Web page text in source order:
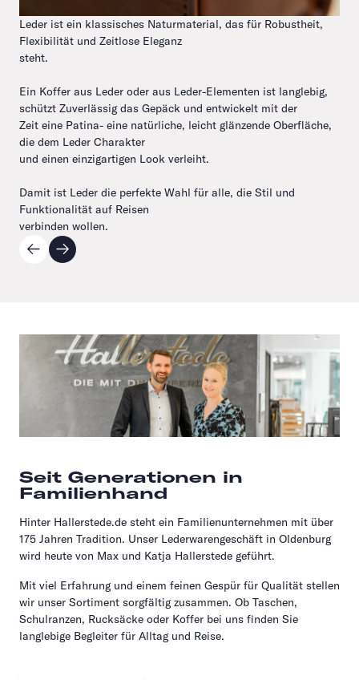
Leder ist ein klassisches Naturmaterial, das für Robustheit,
Flexibilität und Zeitlose Eleganz
steht.
Ein Koffer aus Leder oder aus Leder-Elementen ist langlebig,
schützt Zuverlässig das Gepäck und entwickelt mit der
Zeit eine Patina- eine natürliche, leicht glänzende Oberfläche,
die dem Leder Charakter
und einen einzigartigen Look verleiht.
Damit ist Leder die perfekte Wahl für alle, die Stil und
Funktionalität auf Reisen
verbinden wollen.
Seit Generationen in
Familienhand
Hinter Hallerstede.de steht ein Familienunternehmen mit über
175 Jahren Tradition. Unser Lederwarengeschäft in Oldenburg
wird heute von Max und Katja Hallerstede geführt.
Mit viel Erfahrung und einem feinen Gespür für Qualität stellen
wir unser Sortiment sorgfältig zusammen. Ob Taschen,
Schulranzen, Rucksäcke oder Koffer bei uns finden Sie
langlebige Begleiter für Alltag und Reise.